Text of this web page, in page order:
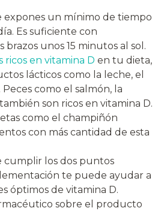
expones un mínimo de tiempo
Es suficiente con
unos 15 minutos al sol.
ricos en vitamina D en tu dieta,
lácticos como la leche, el
como el salmón, la
son ricos en vitamina D.
como el champiñón
con más cantidad de esta
cumplir los dos puntos
te puede ayudar a
óptimos de vitamina D.
sobre el producto